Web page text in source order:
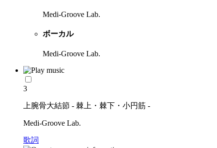
Medi-Groove Lab.
ボーカル
Medi-Groove Lab.
3
上腕骨大結節 - 棘上・棘下・小円筋 -
Medi-Groove Lab.
歌詞